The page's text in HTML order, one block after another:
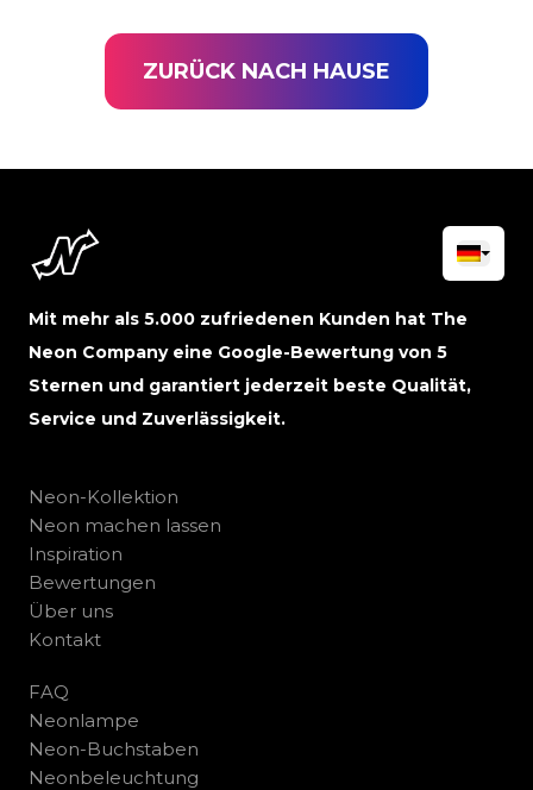
ZURÜCK NACH HAUSE
Mit mehr als 5.000 zufriedenen Kunden hat The
Neon Company eine Google-Bewertung von 5
Sternen und garantiert jederzeit beste Qualität,
Service und Zuverlässigkeit.
Neon-Kollektion
Neon machen lassen
Inspiration
Bewertungen
Über uns
Kontakt
FAQ
Neonlampe
Neon-Buchstaben
Neonbeleuchtung